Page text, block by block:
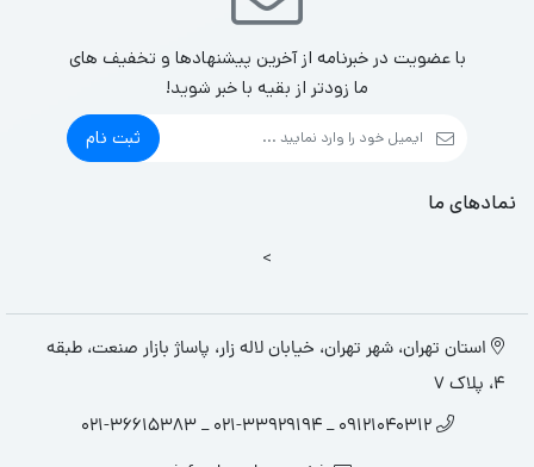
با عضویت در خبرنامه از آخرین پیشنهادها و تخفیف های
ما زودتر از بقیه با خبر شوید!
ثبت نام
نمادهای ما
>
استان تهران، شهر تهران، خیابان لاله زار، پاساژ بازار صنعت، طبقه
4، پلاک 7
09121040312 _ 021-33929194 _ 021-36615383